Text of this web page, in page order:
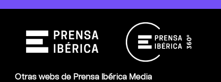
Otras webs de Prensa Ibérica Media